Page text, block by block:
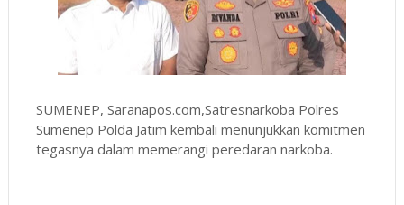
SUMENEP, Saranapos.com,Satresnarkoba Polres
Sumenep Polda Jatim kembali menunjukkan komitmen
tegasnya dalam memerangi peredaran narkoba.